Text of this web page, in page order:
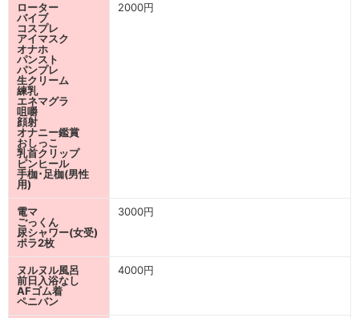
ローター
バイブ
コスプレ
アイマスク
オナホ
パンスト
パンプレ
生クリーム
練乳
エネマグラ
咀嚼
顔射
オナニー鑑賞
おしっこ
乳首クリップ
ピンヒール
手枷･足枷(男性
用)
2000円
電マ
ごっくん
尿シャワー(女受)
ポラ2枚
3000円
ヌルヌル風呂
前日入浴なし
AFゴム着
ペニバン
4000円